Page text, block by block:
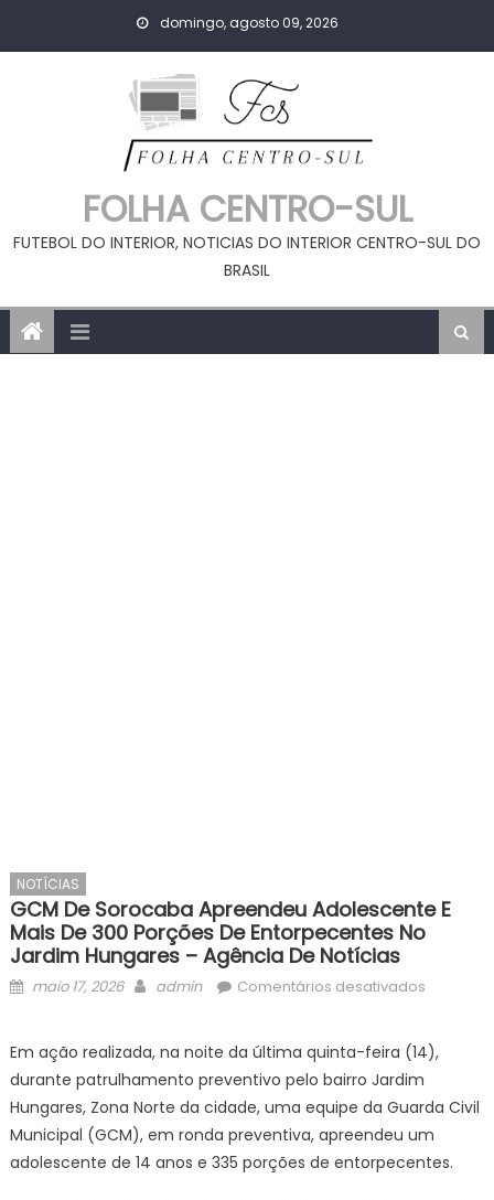
domingo, agosto 09, 2026
FOLHA CENTRO-SUL
FUTEBOL DO INTERIOR, NOTICIAS DO INTERIOR CENTRO-SUL DO
BRASIL
NOTÍCIAS
GCM De Sorocaba Apreendeu Adolescente E
Mais De 300 Porções De Entorpecentes No
Jardim Hungares – Agência De Notícias
Posted
maio 17, 2026 Author
admin Comentários desativadosem
e
mais
Em ação realizada, na noite da última quinta-feira (14),
durante patrulhamento preventivo pelo bairro Jardim
Hungares, Zona Norte da cidade, uma equipe da Guarda Civil
Municipal (GCM), em ronda preventiva, apreendeu um
adolescente de 14 anos e 335 porções de entorpecentes.